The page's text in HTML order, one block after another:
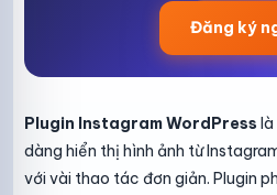
Đăng ký
Plugin Instagram WordPress là
dàng hiển thị hình ảnh từ
với vài thao tác đơn giản. Plugin